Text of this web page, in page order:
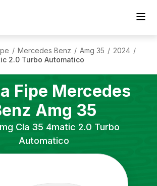
/ Mercedes Benz / Amg 35 / 2024 /
2.0 Turbo Automatico
Fipe Mercedes
Amg 35
Cla 35 4matic 2.0 Turbo
Automatico